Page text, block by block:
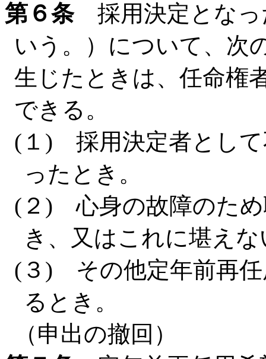
第６条採用決定となっ
いう。）について、次
生じたときは、任命権
できる。
(１) 採用決定者として
ったとき。
(２) 心身の故障のため
き、又はこれに堪え
(３) その他定年前再任
るとき。
（申出の撤回）